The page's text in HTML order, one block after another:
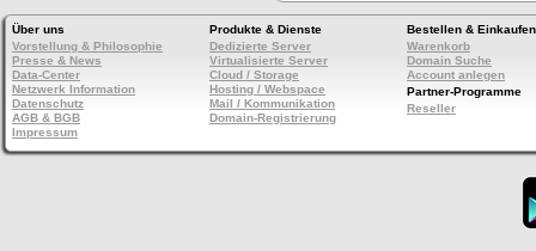
Über uns
Vorstellung & Philosophie
Presse & News
Data-Center
Netzwerk Information
Datenschutz
AGB & BGB
Impressum
Produkte & Dienste
Dedizierte Server
Virtualisierte Server
Cloud / Storage
Hosting / Webspace
Mail / Kommunikation
Domain-Registrierung
Bestellen & Einkaufen
Warenkorb
Domain Suche
Account anlegen
Partner-Programme
Reseller